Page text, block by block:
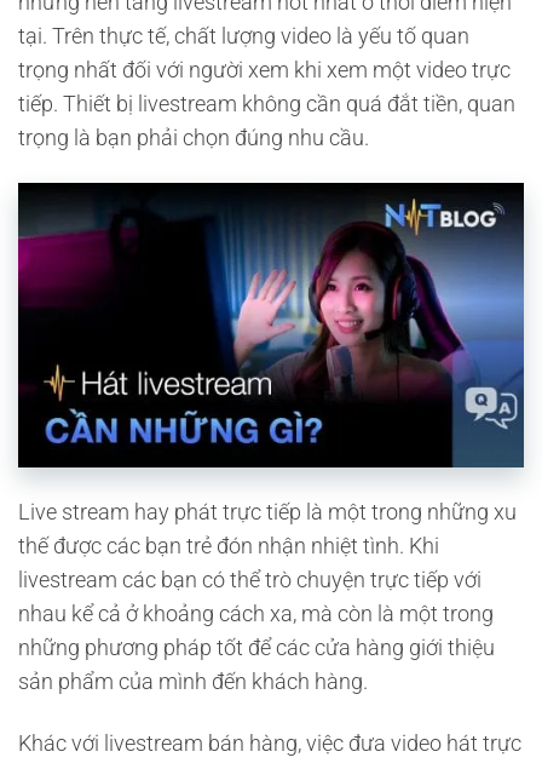
tại. Trên thực tế, chất lượng video là yếu tố quan
trọng nhất đối với người xem khi xem một video trực
tiếp. Thiết bị livestream không cần quá đắt tiền, quan
trọng là bạn phải chọn đúng nhu cầu.
Live stream hay phát trực tiếp là một trong những xu
thế được các bạn trẻ đón nhận nhiệt tình. Khi
livestream các bạn có thể trò chuyện trực tiếp với
nhau kể cả ở khoảng cách xa, mà còn là một trong
những phương pháp tốt để các cửa hàng giới thiệu
sản phẩm của mình đến khách hàng.
Khác với livestream bán hàng, việc đưa video hát trực